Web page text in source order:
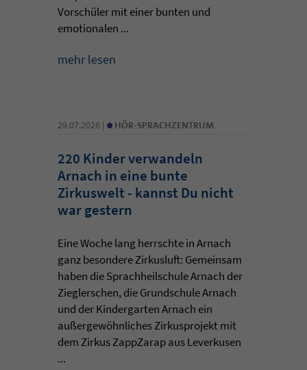
Vorschüler mit einer bunten und
emotionalen ...
mehr lesen
29.07.2026 | • HÖR-SPRACHZENTRUM
220 Kinder verwandeln
Arnach in eine bunte
Zirkuswelt - kannst Du nicht
war gestern
Eine Woche lang herrschte in Arnach
ganz besondere Zirkusluft: Gemeinsam
haben die Sprachheilschule Arnach der
Zieglerschen, die Grundschule Arnach
und der Kindergarten Arnach ein
außergewöhnliches Zirkusprojekt mit
dem Zirkus ZappZarap aus Leverkusen
...